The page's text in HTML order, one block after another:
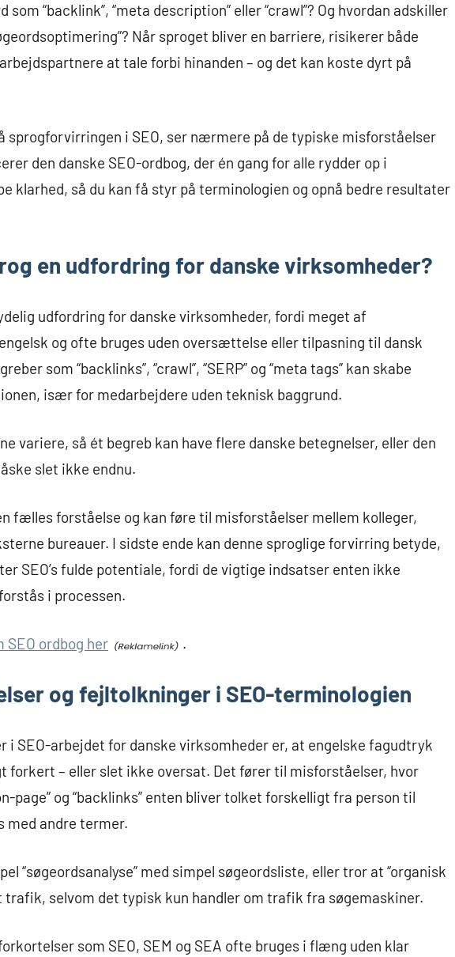
“backlink”, “meta description” eller “crawl”? Og hvordan adskiller
Når sproget bliver en barriere, risikerer både
at tale forbi hinanden – og det kan koste dyrt på
sprogforvirringen i SEO, ser nærmere på de typiske misforståelser
den danske SEO-ordbog, der én gang for alle rydder op i
klarhed, så du kan få styr på terminologien og opnå bedre resultater
en udfordring for danske virksomheder?
udfordring for danske virksomheder, fordi meget af
og ofte bruges uden oversættelse eller tilpasning til dansk
som “backlinks”, “crawl”, “SERP” og “meta tags” kan skabe
især for medarbejdere uden teknisk baggrund.
variere, så ét begreb kan have flere danske betegnelser, eller den
slet ikke endnu.
fælles forståelse og kan føre til misforståelser mellem kolleger,
bureauer. I sidste ende kan denne sproglige forvirring betyde,
SEO’s fulde potentiale, fordi de vigtige indsatser enten ikke
i processen.
ordbog her .
og fejltolkninger i SEO-terminologien
i SEO-arbejdet for danske virksomheder er, at engelske fagudtryk
forkert – eller slet ikke oversat. Det fører til misforståelser, hvor
page” og “backlinks” enten bliver tolket forskelligt fra person til
med andre termer.
“søgeordsanalyse” med simpel søgeordsliste, eller tror at “organisk
selvom det typisk kun handler om trafik fra søgemaskiner.
som SEO, SEM og SEA ofte bruges i flæng uden klar